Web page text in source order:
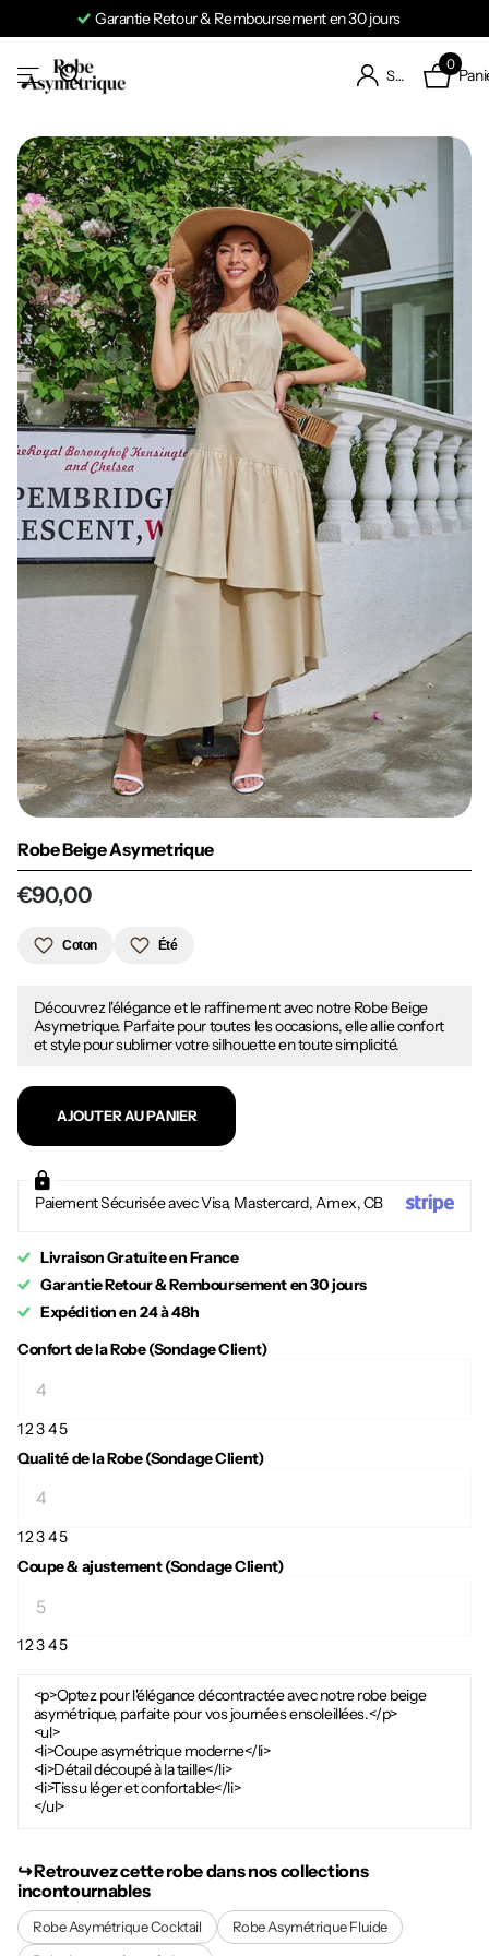
Garantie Retour & Remboursement en 30 jours
S'identifier
0
Robe Beige Asymetrique
€90,00
Coton Été
Découvrez l'élégance et le raffinement avec notre Robe Beige
Asymetrique. Parfaite pour toutes les occasions, elle allie confort
et style pour sublimer votre silhouette en toute simplicité.
AJOUTER AU PANIER
Paiement Sécurisée avec Visa, Mastercard, Amex, CB
Livraison Gratuite en France
Garantie Retour & Remboursement en 30 jours
Expédition en 24 à 48h
Confort de la Robe (Sondage Client)
12345
Qualité de la Robe (Sondage Client)
12345
Coupe & ajustement (Sondage Client)
12345
<p>Optez pour l'élégance décontractée avec notre robe beige
asymétrique, parfaite pour vos journées ensoleillées.</p>
<ul>
<li>Coupe asymétrique moderne</li>
<li>Détail découpé à la taille</li>
<li>Tissu léger et confortable</li>
</ul>
↪︎ Retrouvez cette robe dans nos collections
incontournables
Robe Asymétrique Cocktail
Robe Asymétrique Fluide